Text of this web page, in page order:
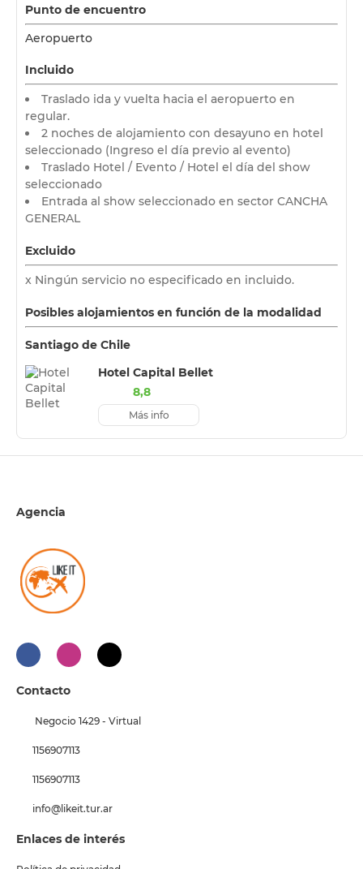
Punto de encuentro
Aeropuerto
Incluido
Traslado ida y vuelta hacia el aeropuerto en
regular.
2 noches de alojamiento con desayuno en hotel
seleccionado (Ingreso el día previo al evento)
Traslado Hotel / Evento / Hotel el día del show
seleccionado
Entrada al show seleccionado en sector CANCHA
GENERAL
Excluido
x Ningún servicio no especificado en incluido.
Posibles alojamientos en función de la modalidad
Santiago de Chile
Hotel Capital Bellet
8,8
Más info
Agencia
Contacto
Negocio 1429 - Virtual
1156907113
1156907113
info@likeit.tur.ar
Enlaces de interés